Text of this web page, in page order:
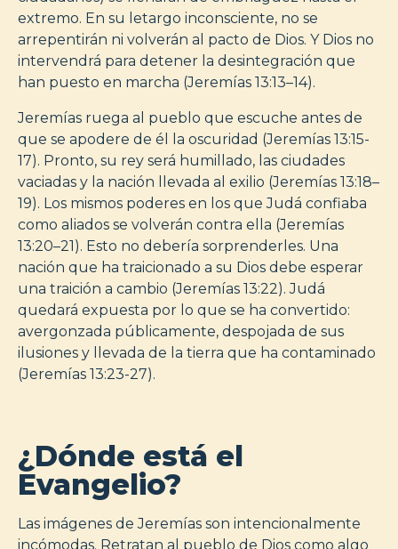
extremo. En su letargo inconsciente, no se
arrepentirán ni volverán al pacto de Dios. Y Dios no
intervendrá para detener la desintegración que
han puesto en marcha (Jeremías 13:13–14).
Jeremías ruega al pueblo que escuche antes de
que se apodere de él la oscuridad (Jeremías 13:15-
17). Pronto, su rey será humillado, las ciudades
vaciadas y la nación llevada al exilio (Jeremías 13:18–
19). Los mismos poderes en los que Judá confiaba
como aliados se volverán contra ella (Jeremías
13:20–21). Esto no debería sorprenderles. Una
nación que ha traicionado a su Dios debe esperar
una traición a cambio (Jeremías 13:22). Judá
quedará expuesta por lo que se ha convertido:
avergonzada públicamente, despojada de sus
ilusiones y llevada de la tierra que ha contaminado
(Jeremías 13:23-27).
¿Dónde está el
Evangelio?
Las imágenes de Jeremías son intencionalmente
incómodas. Retratan al pueblo de Dios como algo